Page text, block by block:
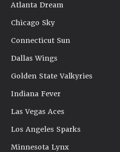
Atlanta Dream
Chicago Sky
Connecticut Sun
Dallas Wings
Golden State Valkyries
Indiana Fever
Las Vegas Aces
Los Angeles Sparks
Minnesota Lynx